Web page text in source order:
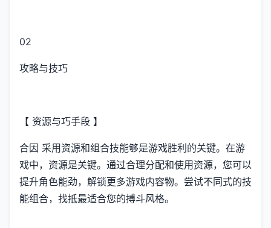
02
攻略与技巧
【 资源与巧手段 】
合因 采用资源和组合技能够是游戏胜利的关键。在游
戏中，资源是关键。通过合理分配和使用资源，您可以
提升角色能劲，解锁更多游戏内容物。尝试不同式的技
能组合，找抵最适合您的搏斗风格。